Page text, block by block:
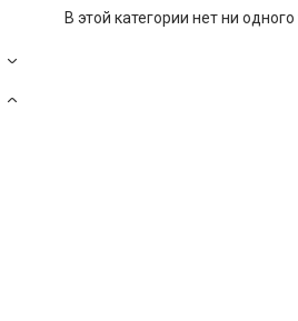
В этой категории нет ни одного